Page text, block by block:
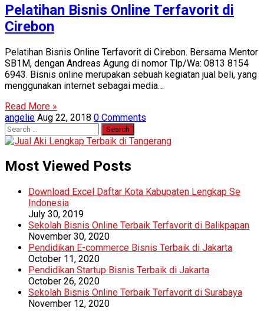
Pelatihan Bisnis Online Terfavorit di
Cirebon
Pelatihan Bisnis Online Terfavorit di Cirebon. Bersama Mentor
SB1M, dengan Andreas Agung di nomor Tlp/Wa: 0813 8154
6943. Bisnis online merupakan sebuah kegiatan jual beli, yang
menggunakan internet sebagai media…
Read More »
angelie Aug 22, 2018 0 Comments
Search
for:
Most Viewed Posts
Download Excel Daftar Kota Kabupaten Lengkap Se
Indonesia
July 30, 2019
Sekolah Bisnis Online Terbaik Terfavorit di Balikpapan
November 30, 2020
Pendidikan E-commerce Bisnis Terbaik di Jakarta
October 11, 2020
Pendidikan Startup Bisnis Terbaik di Jakarta
October 26, 2020
Sekolah Bisnis Online Terbaik Terfavorit di Surabaya
November 12, 2020